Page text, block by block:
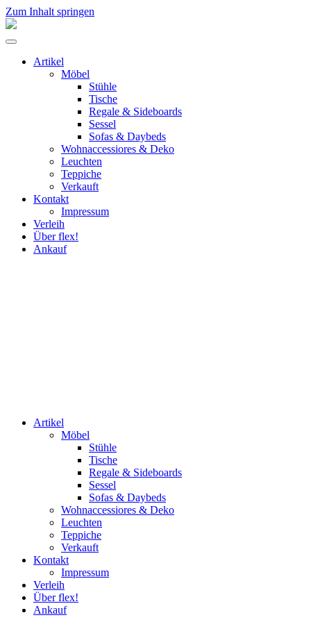
Zum Inhalt springen
flex!
vintage
Menü
umschalten
Artikel
Möbel
Stühle
Tische
Regale & Sideboards
Sessel
Sofas & Daybeds
Wohnaccessiores & Deko
Leuchten
Teppiche
Verkauft
Kontakt
Impressum
Verleih
Über flex!
Ankauf
Artikel
Möbel
Stühle
Tische
Regale & Sideboards
Sessel
Sofas & Daybeds
Wohnaccessiores & Deko
Leuchten
Teppiche
Verkauft
Kontakt
Impressum
Verleih
Über flex!
Ankauf